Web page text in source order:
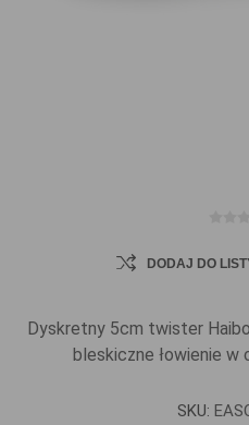
DODAJ DO
Dyskretny 5cm twister Haibo
bleskiczne łowienie
SKU: